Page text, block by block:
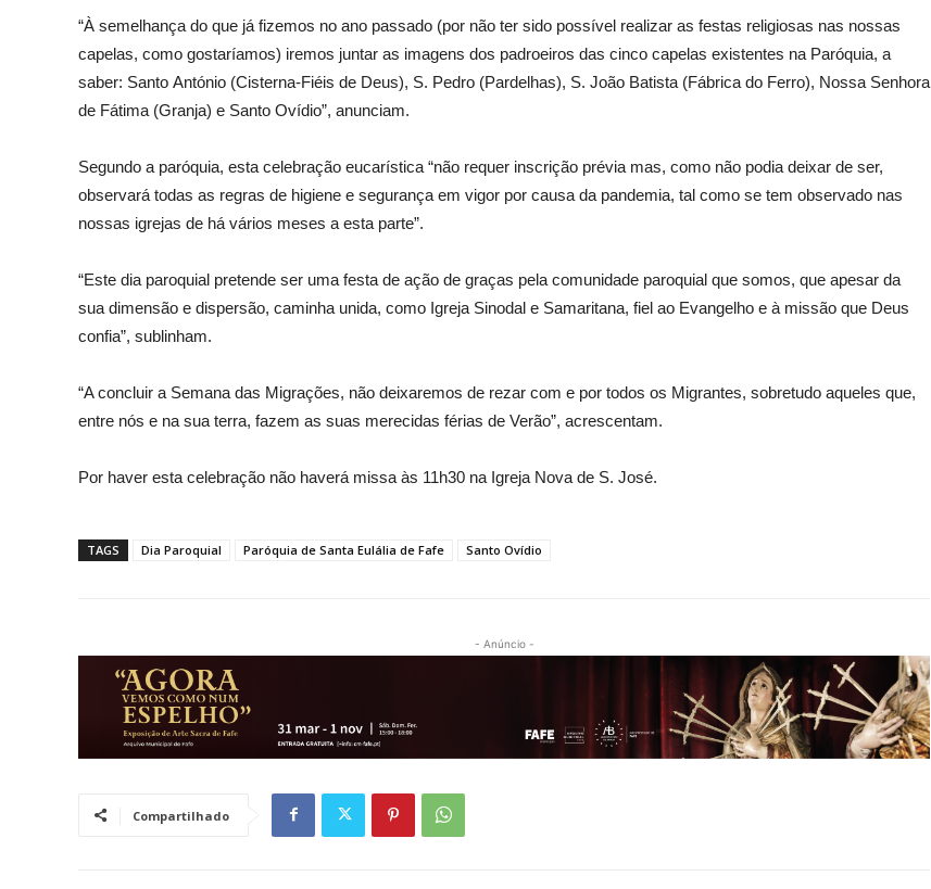
“À semelhança do que já fizemos no ano passado (por não ter sido possível realizar as festas religiosas nas nossas
capelas, como gostaríamos) iremos juntar as imagens dos padroeiros das cinco capelas existentes na Paróquia, a
saber: Santo António (Cisterna-Fiéis de Deus), S. Pedro (Pardelhas), S. João Batista (Fábrica do Ferro), Nossa Senhora
de Fátima (Granja) e Santo Ovídio”, anunciam.
Segundo a paróquia, esta celebração eucarística “não requer inscrição prévia mas, como não podia deixar de ser,
observará todas as regras de higiene e segurança em vigor por causa da pandemia, tal como se tem observado nas
nossas igrejas de há vários meses a esta parte”.
“Este dia paroquial pretende ser uma festa de ação de graças pela comunidade paroquial que somos, que apesar da
sua dimensão e dispersão, caminha unida, como Igreja Sinodal e Samaritana, fiel ao Evangelho e à missão que Deus
confia”, sublinham.
“A concluir a Semana das Migrações, não deixaremos de rezar com e por todos os Migrantes, sobretudo aqueles que,
entre nós e na sua terra, fazem as suas merecidas férias de Verão”, acrescentam.
Por haver esta celebração não haverá missa às 11h30 na Igreja Nova de S. José.
TAGS Dia Paroquial Paróquia de Santa Eulália de Fafe Santo Ovídio
- Anúncio -
Compartilhado